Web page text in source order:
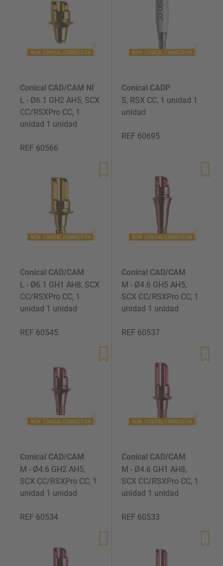
Conical CAD/CAM NI
L - Ø6.1 GH2 AH5, SCX
CC/RSXPro CC, 1
unidad 1 unidad
REF 60566
Precio
Conical CADP
S, RSX CC, 1 unidad 1
unidad
REF 60695
Conical CAD/CAM
L - Ø6.1 GH1 AH8, SCX
CC/RSXPro CC, 1
unidad 1 unidad
REF 60545
Precio
Conical CAD/CAM
M - Ø4.6 GH5 AH5,
SCX CC/RSXPro CC, 1
unidad 1 unidad
REF 60537
Precio
Conical CAD/CAM
M - Ø4.6 GH2 AH5,
SCX CC/RSXPro CC, 1
unidad 1 unidad
REF 60534
Precio
Conical CAD/CAM
M - Ø4.6 GH1 AH8,
SCX CC/RSXPro CC, 1
unidad 1 unidad
REF 60533
Precio